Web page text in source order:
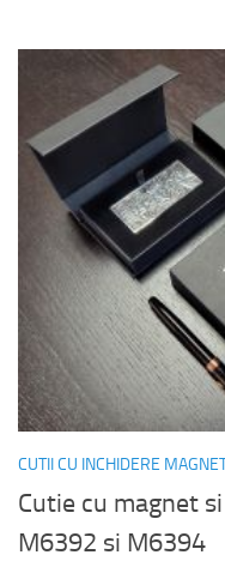
CUTII CU INCHIDERE
Cutie cu magnet
M6392 si M6394